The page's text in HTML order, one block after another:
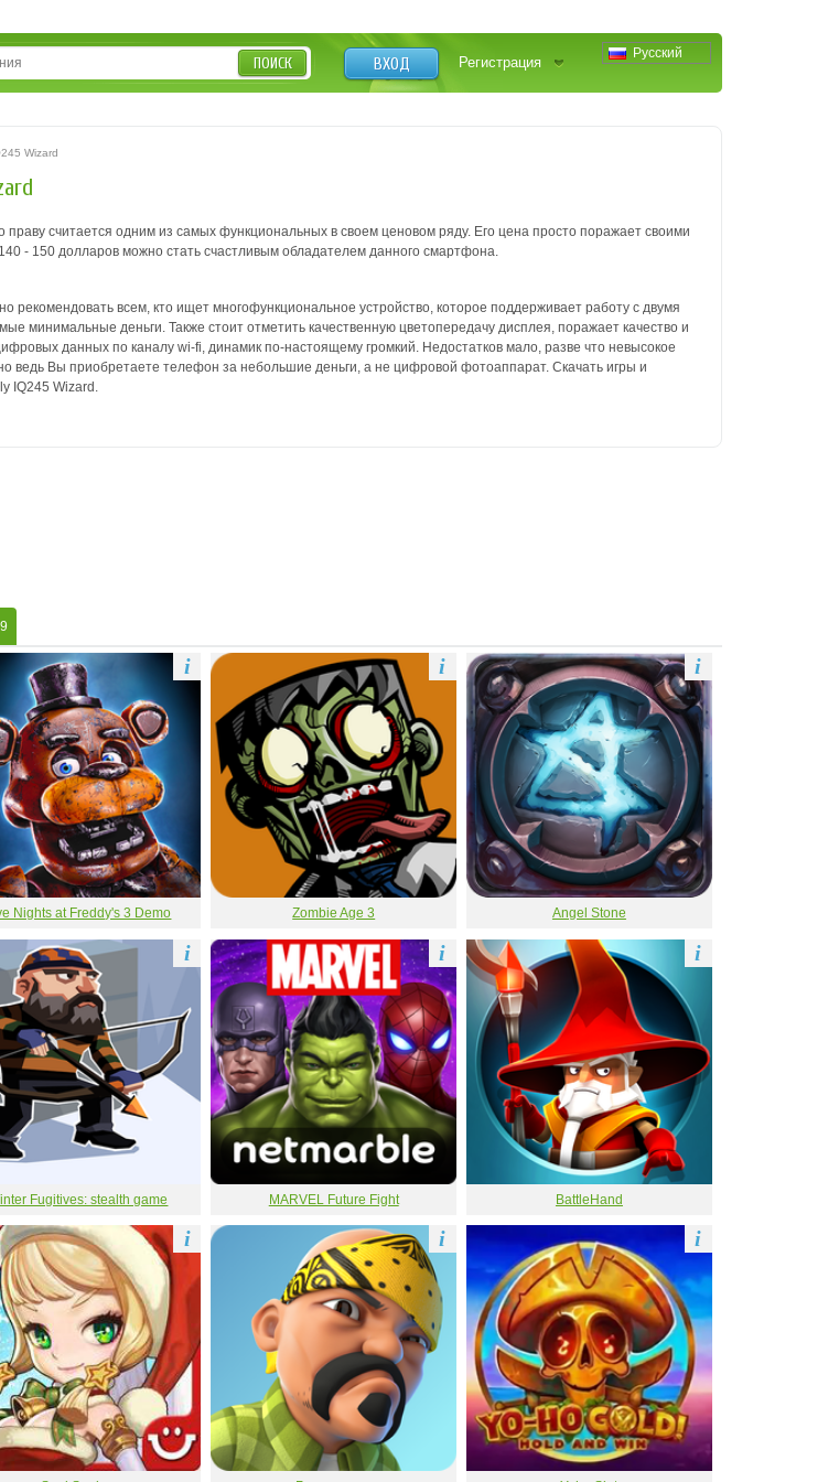
Русский
ВХОД Регистрация
ПОИСК
Wizard
праву считается одним из самых функциональных в своем ценовом ряду. Его цена просто поражает своими
- 150 долларов можно стать счастливым обладателем данного смартфона.
рекомендовать всем, кто ищет многофункциональное устройство, которое поддерживает работу с двумя
минимальные деньги. Также стоит отметить качественную цветопередачу дисплея, поражает качество и
данных по каналу wi-fi, динамик по-настоящему громкий. Недостатков мало, разве что невысокое
ведь Вы приобретаете телефон за небольшие деньги, а не цифровой фотоаппарат. Скачать игры и
IQ245 Wizard.
Nights at Freddy's 3 Demo
i
Zombie Age 3
i
Angel Stone
i
Fugitives: stealth game
i
MARVEL Future Fight
i
BattleHand
i
i i i